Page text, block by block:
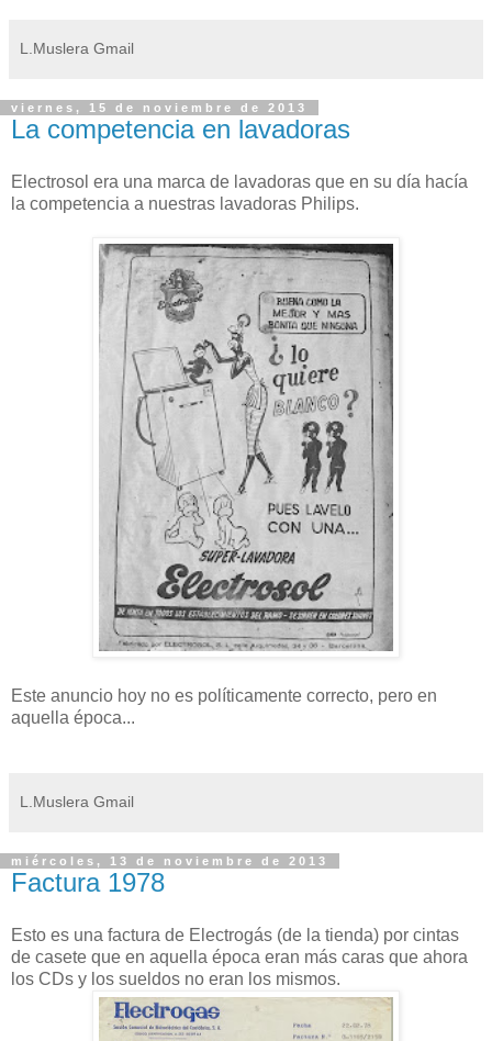
L.Muslera Gmail
viernes, 15 de noviembre de 2013
La competencia en lavadoras
Electrosol era una marca de lavadoras que en su día hacía
la competencia a nuestras lavadoras Philips.
Este anuncio hoy no es políticamente correcto, pero en
aquella época...
L.Muslera Gmail
miércoles, 13 de noviembre de 2013
Factura 1978
Esto es una factura de Electrogás (de la tienda) por cintas
de casete que en aquella época eran más caras que ahora
los CDs y los sueldos no eran los mismos.